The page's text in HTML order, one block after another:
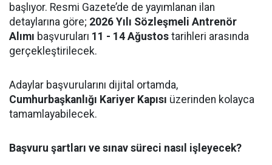
başlıyor. Resmi Gazete’de de yayımlanan ilan
detaylarına göre; 2026 Yılı Sözleşmeli Antrenör
Alımı başvuruları 11 - 14 Ağustos tarihleri arasında
gerçekleştirilecek.
Adaylar başvurularını dijital ortamda,
Cumhurbaşkanlığı Kariyer Kapısı üzerinden kolayca
tamamlayabilecek.
Başvuru şartları ve sınav süreci nasıl işleyecek?